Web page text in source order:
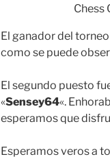
Chess
El ganador del
como se puede
El segundo puesto
«Sensey64«.
esperamos que
Esperamos veros a